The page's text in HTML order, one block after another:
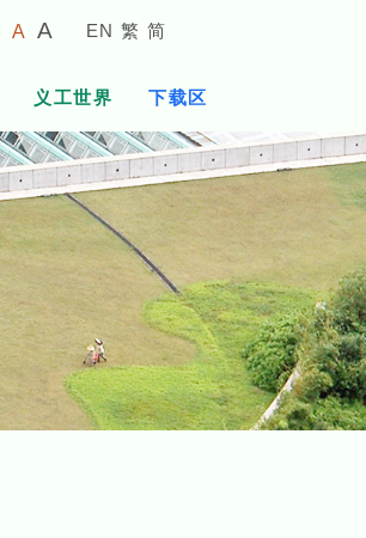
较
A
预
字
体
大
小
A
的
字
体
EN 繁 简
义工世界 下载区